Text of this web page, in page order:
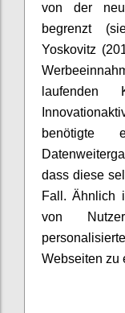
von der
begrenzt
Yoskovitz
benötigte
dass diese
Fall. Ähnlich
von
Webseiten zu